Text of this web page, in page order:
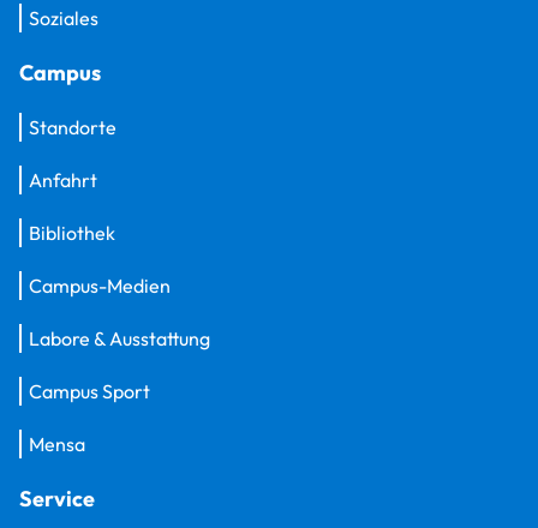
Soziales
Campus
Standorte
Anfahrt
Bibliothek
Campus-Medien
Labore & Ausstattung
Campus Sport
Mensa
Service